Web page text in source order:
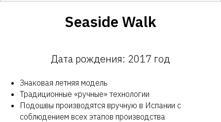
Seaside Walk
Дата рождения: 2017 год
Знаковая летняя модель
Традиционные «ручные» технологии
Подошвы производятся вручную в Испании с
соблюдением всех этапов производства